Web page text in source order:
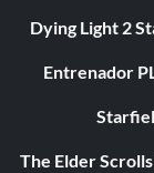
Dying Light 2
Entrenador
The Elder